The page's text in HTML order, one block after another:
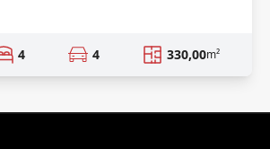
4 4 330,00m²